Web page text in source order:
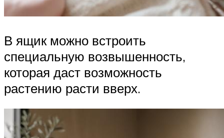
В ящик можно встроить
специальную возвышенность,
которая даст возможность
растению расти вверх.